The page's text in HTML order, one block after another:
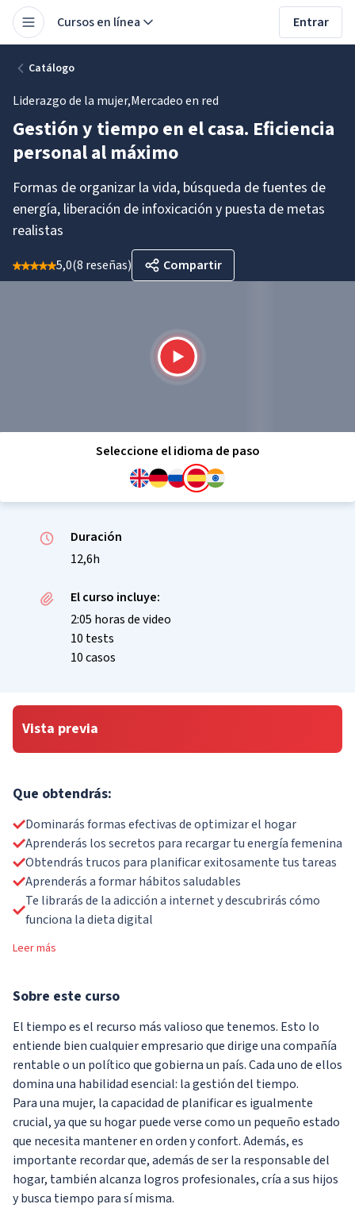
Cursos en línea Entrar
Catálogo
Liderazgo de la mujer,Mercadeo en red
Gestión y tiempo en el casa. Eficiencia
personal al máximo
Formas de organizar la vida, búsqueda de fuentes de
energía, liberación de infoxicación y puesta de metas
realistas
5,0(8 reseñas) Compartir
Seleccione el idioma de paso
Duración
12,6h
El curso incluye:
2:05 horas de video
10 tests
10 casos
Vista previa
Que obtendrás:
Dominarás formas efectivas de optimizar el hogar
Aprenderás los secretos para recargar tu energía femenina
Obtendrás trucos para planificar exitosamente tus tareas
Aprenderás a formar hábitos saludables
Te librarás de la adicción a internet y descubrirás cómo
funciona la dieta digital
Leer más
Sobre este curso
El tiempo es el recurso más valioso que tenemos. Esto lo
entiende bien cualquier empresario que dirige una compañía
rentable o un político que gobierna un país. Cada uno de ellos
domina una habilidad esencial: la gestión del tiempo.
Para una mujer, la capacidad de planificar es igualmente
crucial, ya que su hogar puede verse como un pequeño estado
que necesita mantener en orden y confort. Además, es
importante recordar que, además de ser la responsable del
hogar, también alcanza logros profesionales, cría a sus hijos
y busca tiempo para sí misma.